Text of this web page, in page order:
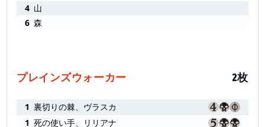
4 山
6 森
プレインズウォーカー 2枚
1 裏切りの棘、ヴラスカ
1 死の使い手、リリアナ